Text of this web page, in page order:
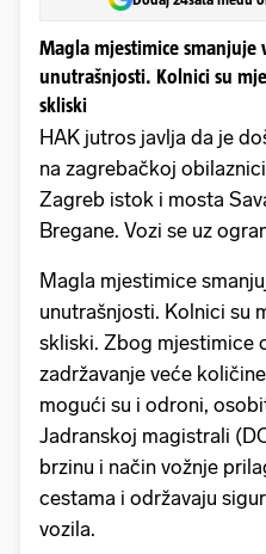
Magla mjestimice smanjuje
unutrašnjosti. Kolnici su
skliski
HAK jutros javlja da je
na zagrebačkoj
Zagreb istok i mosta
Bregane. Vozi se uz
Magla mjestimice
unutrašnjosti. Kolnici su
skliski. Zbog mjestimice
zadržavanje veće
mogući su i odroni,
Jadranskoj magistrali
brzinu i način vožnje
cestama i održavaju
vozila.